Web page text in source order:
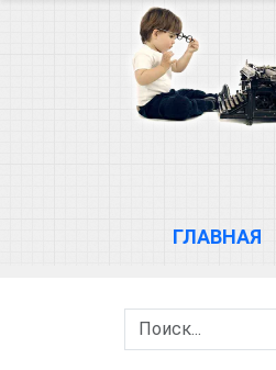
ГЛАВНАЯ